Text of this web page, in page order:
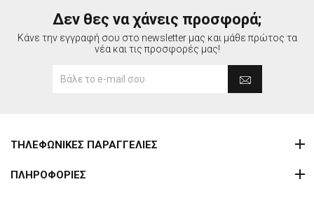
Δεν θες να χάνεις προσφορά;
Κάνε την εγγραφή σου στο newsletter μας και μάθε πρώτος τα
νέα και τις προσφορές μας!
ΤΗΛΕΦΩΝΙΚΕΣ ΠΑΡΑΓΓΕΛΙΕΣ
ΠΛΗΡΟΦΟΡΙΕΣ